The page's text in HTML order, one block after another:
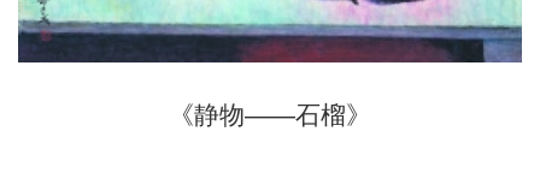
《静物——石榴》